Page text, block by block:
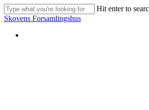
Skip
to
content
Hit enter to
Close
Skovens Forsamlingshus